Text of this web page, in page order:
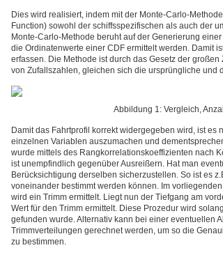
Dies wird realisiert, indem mit der Monte-Carlo-
Function) sowohl der schiffsspezifischen als auch der
Monte-Carlo-Methode beruht auf der Generierung
die Ordinatenwerte einer CDF ermittelt werden. Damit
erfassen. Die Methode ist durch das Gesetz der
von Zufallszahlen, gleichen sich die ursprüngliche und
Abbildung 1: Vergleich,
Damit das Fahrtprofil korrekt widergegeben wird, ist
einzelnen Variablen auszumachen und
wurde mittels des Rangkorrelationskoeffizienten nach
ist unempfindlich gegenüber Ausreißern. Hat man
Berücksichtigung derselben sicherzustellen. So ist es
voneinander bestimmt werden können. Im
wird ein Trimm ermittelt. Liegt nun der Tiefgang am
Wert für den Trimm ermittelt. Diese Prozedur wird
gefunden wurde. Alternativ kann bei einer eventuellen
Trimmverteilungen gerechnet werden, um so die
zu bestimmen.